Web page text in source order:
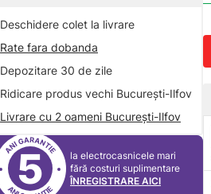
Deschidere colet la livrare
Rate fara dobanda
Depozitare 30 de zile
Ridicare produs vechi București-Ilfov
Livrare cu 2 oameni București-Ilfov
5
la electrocasnicele mari
fără costuri suplimentare
ÎNREGISTRARE AICI